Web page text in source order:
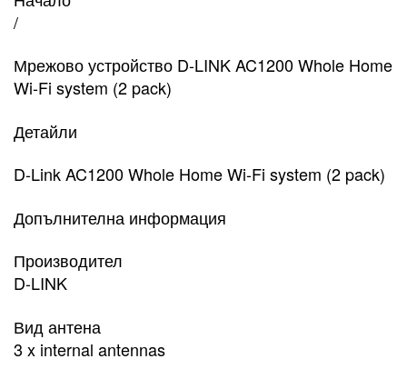
/
Мрежово устройство D-LINK AC1200 Whole Home
Wi-Fi system (2 pack)
Детайли
D-Link AC1200 Whole Home Wi-Fi system (2 pack)
Допълнителна информация
Производител
D-LINK
Вид антена
3 x internal antennas